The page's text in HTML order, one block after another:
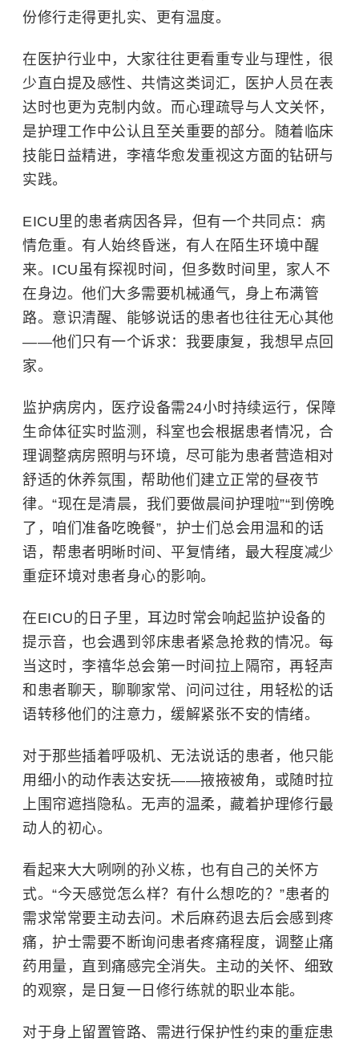
份修行走得更扎实、更有温度。
在医护行业中，大家往往更看重专业与理性，很
少直白提及感性、共情这类词汇，医护人员在表
达时也更为克制内敛。而心理疏导与人文关怀，
是护理工作中公认且至关重要的部分。随着临床
技能日益精进，李禧华愈发重视这方面的钻研与
实践。
EICU里的患者病因各异，但有一个共同点：病
情危重。有人始终昏迷，有人在陌生环境中醒
来。ICU虽有探视时间，但多数时间里，家人不
在身边。他们大多需要机械通气，身上布满管
路。意识清醒、能够说话的患者也往往无心其他
——他们只有一个诉求：我要康复，我想早点回
家。
监护病房内，医疗设备需24小时持续运行，保障
生命体征实时监测，科室也会根据患者情况，合
理调整病房照明与环境，尽可能为患者营造相对
舒适的休养氛围，帮助他们建立正常的昼夜节
律。“现在是清晨，我们要做晨间护理啦”“到傍晚
了，咱们准备吃晚餐”，护士们总会用温和的话
语，帮患者明晰时间、平复情绪，最大程度减少
重症环境对患者身心的影响。
在EICU的日子里，耳边时常会响起监护设备的
提示音，也会遇到邻床患者紧急抢救的情况。每
当这时，李禧华总会第一时间拉上隔帘，再轻声
和患者聊天，聊聊家常、问问过往，用轻松的话
语转移他们的注意力，缓解紧张不安的情绪。
对于那些插着呼吸机、无法说话的患者，他只能
用细小的动作表达安抚——掖掖被角，或随时拉
上围帘遮挡隐私。无声的温柔，藏着护理修行最
动人的初心。
看起来大大咧咧的孙义栋，也有自己的关怀方
式。“今天感觉怎么样？有什么想吃的？”患者的
需求常常要主动去问。术后麻药退去后会感到疼
痛，护士需要不断询问患者疼痛程度，调整止痛
药用量，直到痛感完全消失。主动的关怀、细致
的观察，是日复一日修行练就的职业本能。
对于身上留置管路、需进行保护性约束的重症患